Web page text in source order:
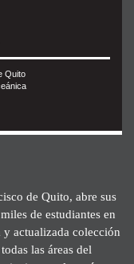
Quito
de Quito, abre sus
de estudiantes en
y actualizada colección
las áreas del